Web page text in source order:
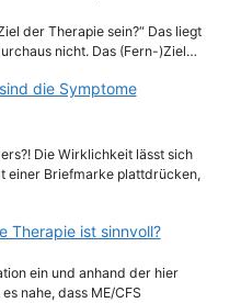
der Therapie sein?“ Das liegt
nicht. Das (Fern-)Ziel…
sind die Symptome
Die Wirklichkeit lässt sich
einer Briefmarke plattdrücken,
Therapie ist sinnvoll?
ein und anhand der hier
nahe, dass ME/CFS